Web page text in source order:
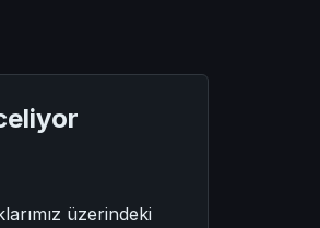
üzerindeki